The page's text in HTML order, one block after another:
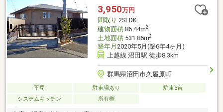
境】・沼田小学校：約1400ｍ（徒歩18分）・沼田西中学校：約
500ｍ（徒歩7分）・フレッセイ沼田栄町店：約1.5km（お車4分）
毎日のお買い物や通学にも便利な好立地です！
3,950万円
間取り 2SLDK
建物面積86.44m2
土地面積531.86m2
築年月 2020年5月(築6年4ヶ月)
上越線 沼田駅 徒歩8.3km
群馬県沼田市久屋原町
平屋 駐車場あり
駐車3台
システムキッチン
所有権